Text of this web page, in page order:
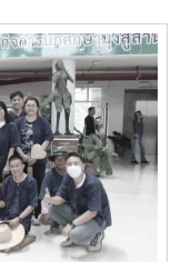
ละผู้ช่วยอธิการบดี
ประเทศ
ะหารือแนวทางความ
สาหกรรมเกษตร
ดิทัศน์แนะนำ
ทางการสร้างความ
ยนนักศึกษาในระดับ
บันProfessor
ข้อ “Medical,